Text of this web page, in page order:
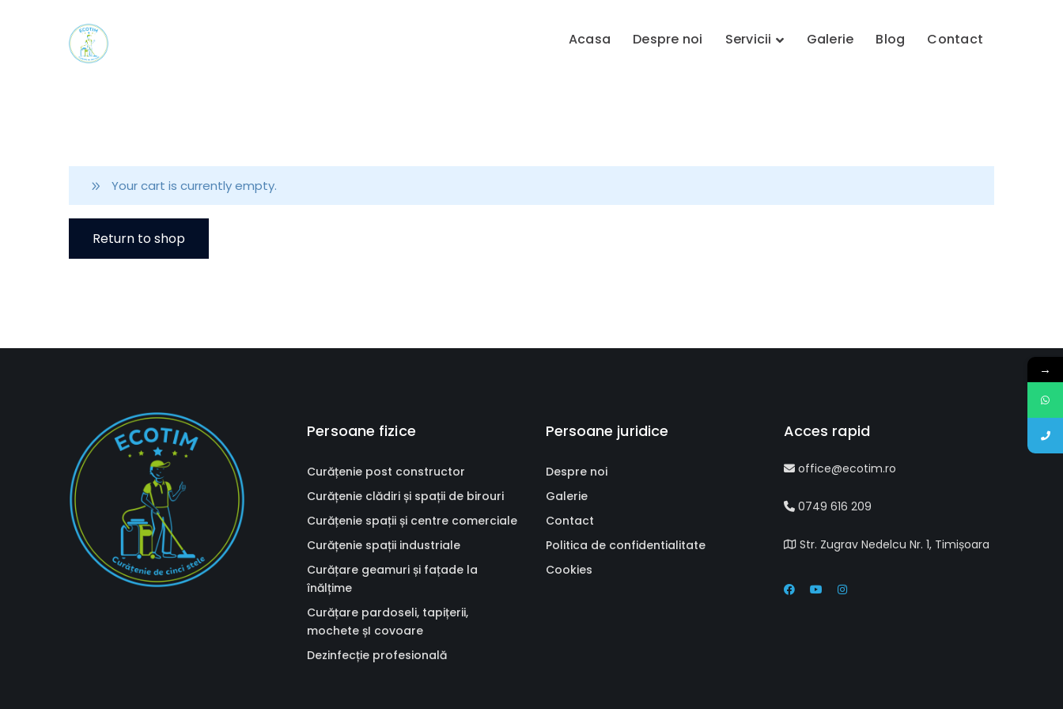
Acasa Despre noi Servicii Galerie Blog Contact
Your cart is currently empty.
Return to shop
Persoane fizice
Curățenie post constructor
Curățenie clădiri și spații de birouri
Curățenie spații și centre comerciale
Curățenie spații industriale
Curățare geamuri și fațade la
înălțime
Curățare pardoseli, tapițerii,
mochete șI covoare
Dezinfecție profesională
Persoane juridice
Despre noi
Galerie
Contact
Politica de confidentialitate
Cookies
Acces rapid
office@ecotim.ro
0749 616 209
Str. Zugrav Nedelcu Nr. 1, Timișoara
→